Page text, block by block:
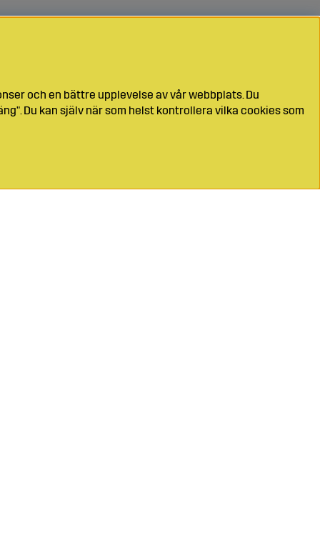
och en bättre upplevelse av vår webbplats. Du
Du kan själv när som helst kontrollera vilka cookies som